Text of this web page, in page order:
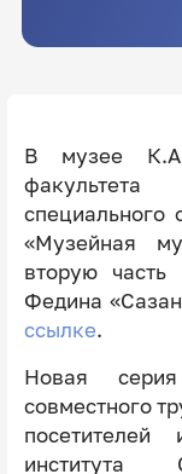
В музее
факультета
специального
«Музейная
вторую
Федина
ссылке.
Новая
совместного
посетителей
института